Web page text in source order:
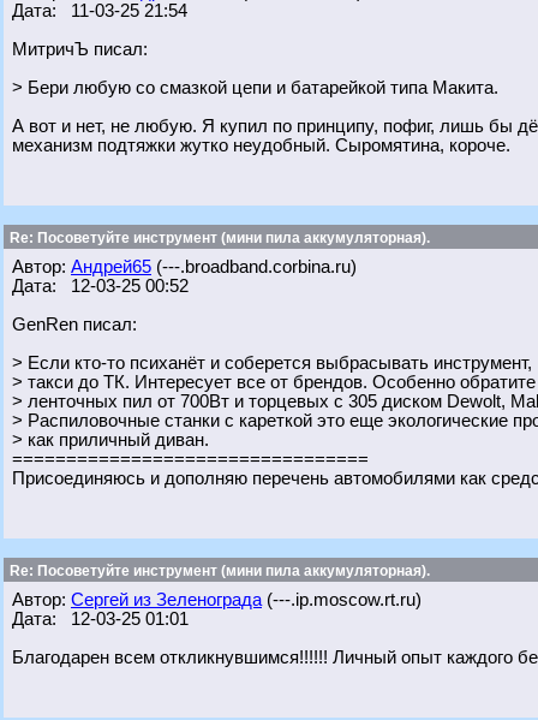
Дата: 11-03-25 21:54
МитричЪ писал:
> Бери любую со смазкой цепи и батарейкой типа Макита.
А вот и нет, не любую. Я купил по принципу, пофиг, лишь бы
механизм подтяжки жутко неудобный. Сыромятина, короче.
Re: Посоветуйте инструмент (мини пила аккумуляторная).
Автор: Андрей65 (---.broadband.corbina.ru)
Дата: 12-03-25 00:52
GenRen писал:
> Если кто-то психанёт и соберется выбрасывать
> такси до ТК. Интересует все от брендов. Особенно
> ленточных пил от 700Вт и торцевых с 305 диском Dewolt,
> Распиловочные станки с кареткой это еще экологические
> как приличный диван.
=================================
Присоединяюсь и дополняю перечень автомобилями как
Re: Посоветуйте инструмент (мини пила аккумуляторная).
Автор: Сергей из Зеленограда (---.ip.moscow.rt.ru)
Дата: 12-03-25 01:01
Благодарен всем откликнувшимся!!!!!! Личный опыт каждого